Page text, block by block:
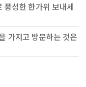
성한 한가위 보내세
가지고 방문하는 것은